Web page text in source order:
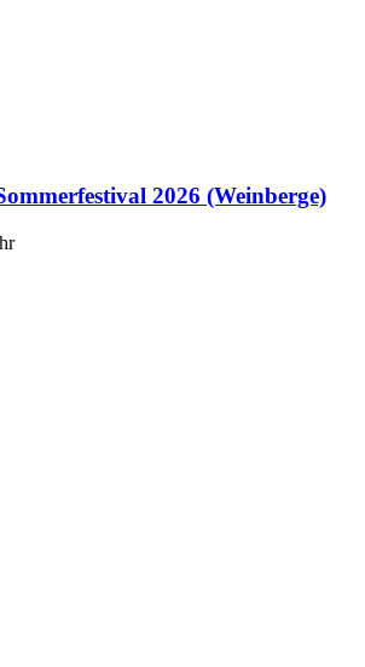
2026 (Weinberge)